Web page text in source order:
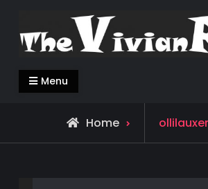
content
Menu
Home
View
all